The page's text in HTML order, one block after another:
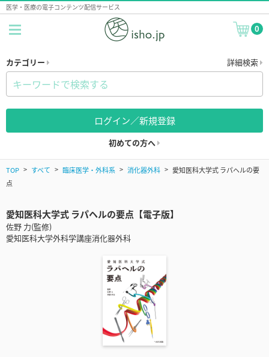
医学・医療の電子コンテンツ配信サービス
0
カテゴリー 詳細検索
ログイン／新規登録
初めての方へ
TOP すべて 臨床医学・外科系 消化器外科
愛知医科大学式 ラパヘルの要
点
愛知医科大学式 ラパヘルの要点【電子版】
佐野 力(監修)
愛知医科大学外科学講座消化器外科